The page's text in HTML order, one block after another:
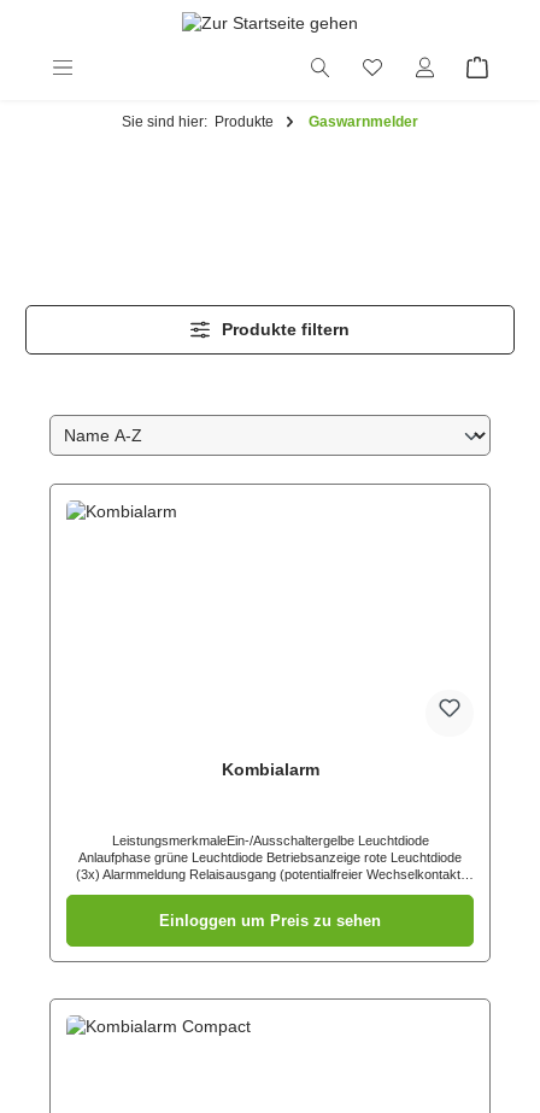
Sie sind hier: Produkte Gaswarnmelder
Produkte filtern
Kombialarm
LeistungsmerkmaleEin-/Ausschaltergelbe Leuchtdiode
Anlaufphase grüne Leuchtdiode Betriebsanzeige rote Leuchtdiode
(3x) Alarmmeldung Relaisausgang (potentialfreier Wechselkontakt)
ca. 200 ppm Optionales ZubehörZusatzsensor
Einloggen um Preis zu sehen